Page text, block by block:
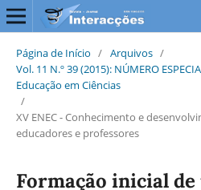
Página de Início / Arquivos /
Vol. 11 N.º 39 (2015): NÚMERO
Educação em Ciências
/
XV ENEC - Conhecimento e
educadores e professores
Formação inicial